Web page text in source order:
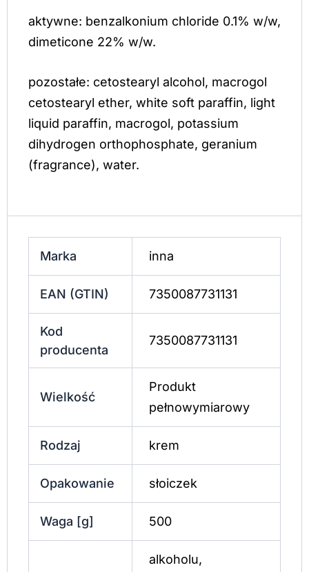
aktywne: benzalkonium chloride 0.1% w/w,
dimeticone 22% w/w.
pozostałe: cetostearyl alcohol, macrogol
cetostearyl ether, white soft paraffin, light
liquid paraffin, macrogol, potassium
dihydrogen orthophosphate, geranium
(fragrance), water.
Marka inna
EAN (GTIN) 7350087731131
Kod
producenta
7350087731131
Wielkość
Produkt
pełnowymiarowy
Rodzaj krem
Opakowanie słoiczek
Waga [g] 500
alkoholu,